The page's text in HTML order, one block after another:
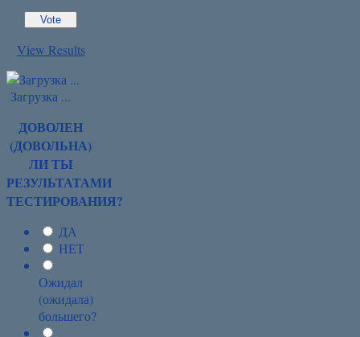
View Results
Загрузка ...
ДОВОЛЕН
(ДОВОЛЬНА)
ЛИ ТЫ
РЕЗУЛЬТАТАМИ
ТЕСТИРОВАНИЯ?
ДА
НЕТ
Ожидал
(ожидала)
большего?